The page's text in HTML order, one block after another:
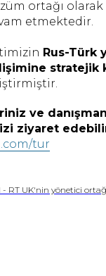
ortağı olarak
etmektedir.
Rus-Türk
stratejik
ve
ziyaret
tur
RT UK'nin yönetici
RANDEVUSU